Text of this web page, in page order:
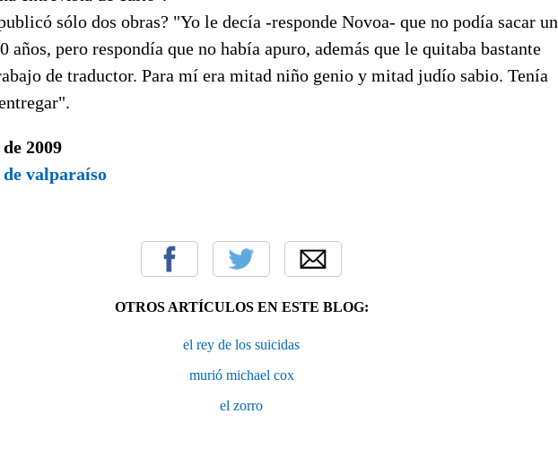
sólo dos obras? "Yo le decía -responde Novoa- que no podía sacar un
años, pero respondía que no había apuro, además que le quitaba bastante
de traductor. Para mí era mitad niño genio y mitad judío sabio. Tenía
2009
valparaíso
OTROS ARTÍCULOS EN ESTE BLOG:
el rey de los suicidas
murió michael cox
el zorro